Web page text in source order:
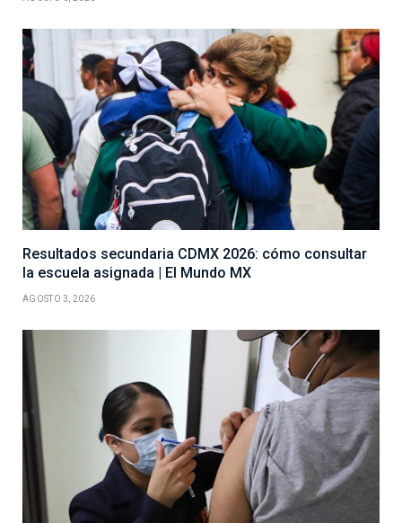
Resultados secundaria CDMX 2026: cómo consultar
la escuela asignada | El Mundo MX
AGOSTO 3, 2026